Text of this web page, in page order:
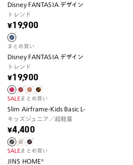
Disney FANTASIA デザイン
トレンド
¥19,900
まとめ買い
Disney FANTASIA デザイン
トレンド
¥19,900
SALEまとめ買い
Slim Airframe-Kids Basic L-
キッズジュニア／超軽量
¥4,400
SALEまとめ買い
JINS HOME®